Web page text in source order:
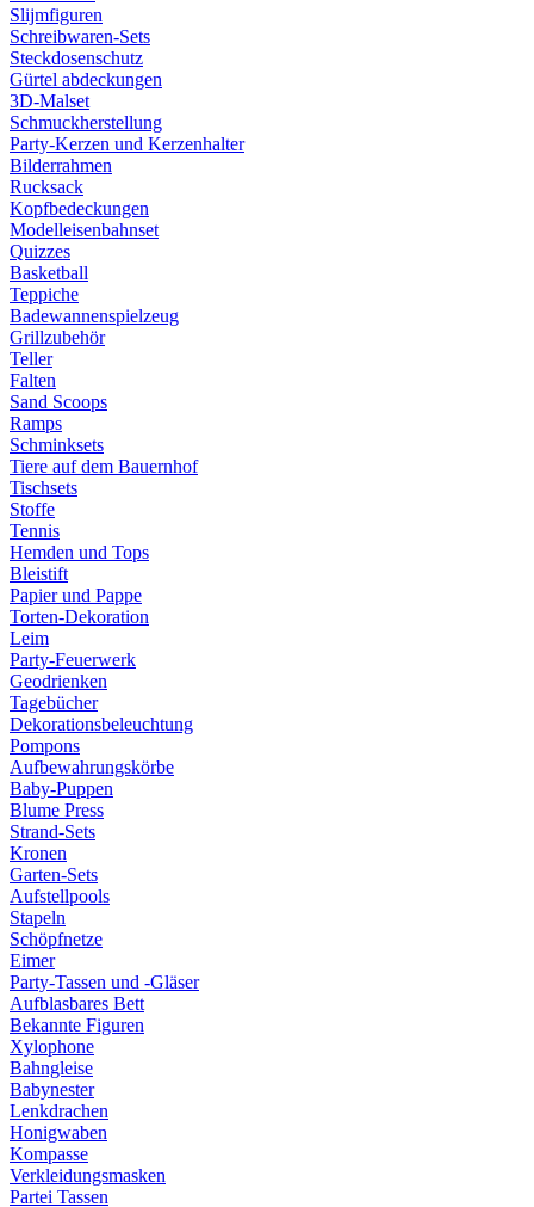
Slijmfiguren
Schreibwaren-Sets
Steckdosenschutz
Gürtel abdeckungen
3D-Malset
Schmuckherstellung
Party-Kerzen und Kerzenhalter
Bilderrahmen
Rucksack
Kopfbedeckungen
Modelleisenbahnset
Quizzes
Basketball
Teppiche
Badewannenspielzeug
Grillzubehör
Teller
Falten
Sand Scoops
Ramps
Schminksets
Tiere auf dem Bauernhof
Tischsets
Stoffe
Tennis
Hemden und Tops
Bleistift
Papier und Pappe
Torten-Dekoration
Leim
Party-Feuerwerk
Geodrienken
Tagebücher
Dekorationsbeleuchtung
Pompons
Aufbewahrungskörbe
Baby-Puppen
Blume Press
Strand-Sets
Kronen
Garten-Sets
Aufstellpools
Stapeln
Schöpfnetze
Eimer
Party-Tassen und -Gläser
Aufblasbares Bett
Bekannte Figuren
Xylophone
Bahngleise
Babynester
Lenkdrachen
Honigwaben
Kompasse
Verkleidungsmasken
Partei Tassen